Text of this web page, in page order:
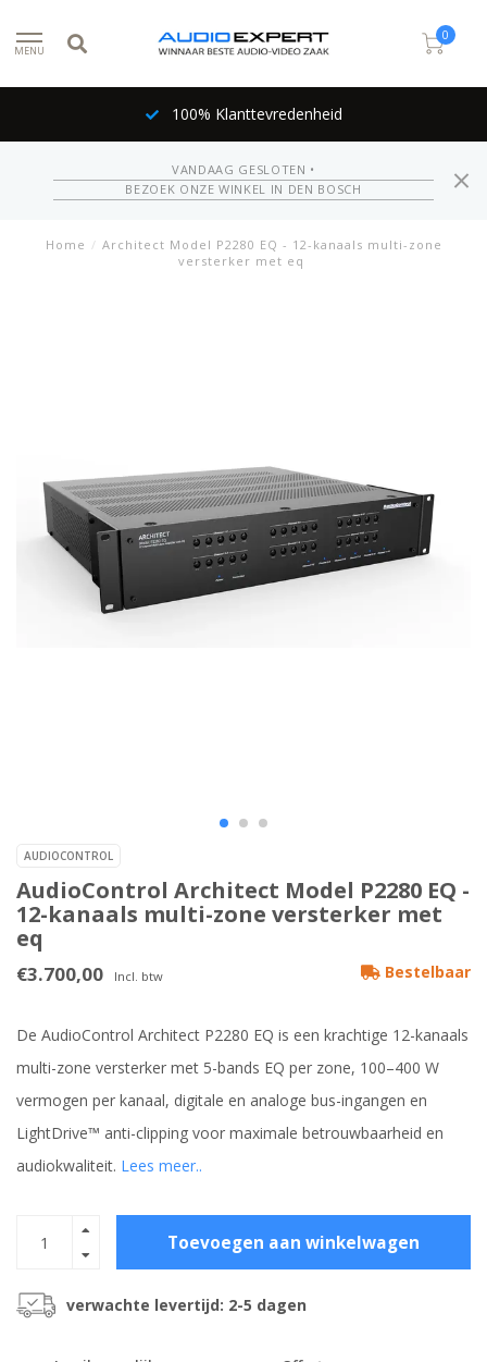
MENU
0
100% Klanttevredenheid
VANDAAG GESLOTEN •
BEZOEK ONZE WINKEL IN DEN BOSCH
Home / Architect Model P2280 EQ - 12-kanaals multi-zone
versterker met eq
AUDIOCONTROL
AudioControl Architect Model P2280 EQ -
12-kanaals multi-zone versterker met
eq
€3.700,00 Incl. btw Bestelbaar
De AudioControl Architect P2280 EQ is een krachtige 12-kanaals
multi-zone versterker met 5-bands EQ per zone, 100–400 W
vermogen per kanaal, digitale en analoge bus-ingangen en
LightDrive™ anti-clipping voor maximale betrouwbaarheid en
audiokwaliteit. Lees meer..
Toevoegen aan winkelwagen
verwachte levertijd: 2-5 dagen